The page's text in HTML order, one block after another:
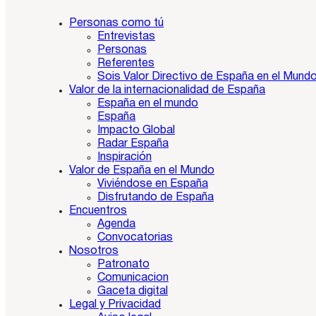
Personas como tú
Entrevistas
Personas
Referentes
Sois Valor Directivo de España en el
Valor de la internacionalidad de España
España en el mundo
España
Impacto Global
Radar España
Inspiración
Valor de España en el Mundo
Viviéndose en España
Disfrutando de España
Encuentros
Agenda
Convocatorias
Nosotros
Patronato
Comunicacion
Gaceta digital
Legal y Privacidad